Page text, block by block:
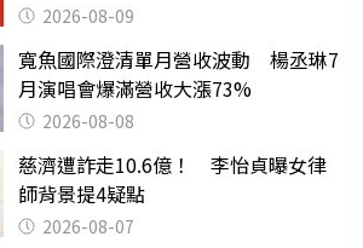
2026-08-09
寬魚國際澄清單月營收波動 楊丞琳7
月演唱會爆滿營收大漲73%
2026-08-08
慈濟遭詐走10.6億！ 李怡貞曝女律
師背景提4疑點
2026-08-07